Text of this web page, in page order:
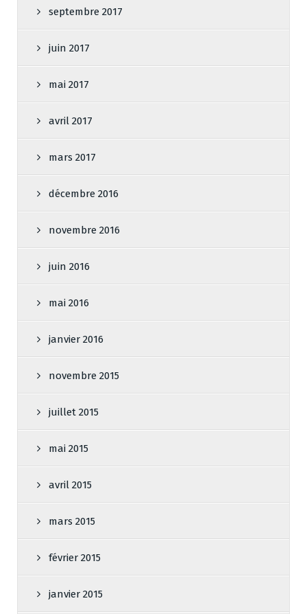
septembre 2017
juin 2017
mai 2017
avril 2017
mars 2017
décembre 2016
novembre 2016
juin 2016
mai 2016
janvier 2016
novembre 2015
juillet 2015
mai 2015
avril 2015
mars 2015
février 2015
janvier 2015